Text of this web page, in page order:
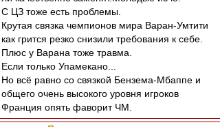
С ЦЗ тоже есть проблемы.
Крутая связка чемпионов мира Варан-Умтити
как грится резко снизили требования к себе.
Плюс у Варана тоже травма.
Если только Упамекано...
Но всё равно со связкой Бензема-Мбаппе и
общего очень высокого уровня игроков
Франция опять фаворит ЧМ.